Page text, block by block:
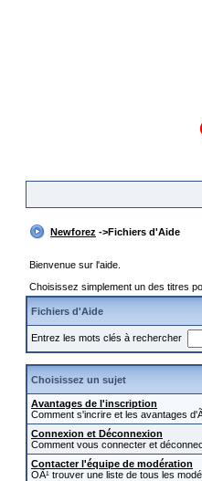
Newforez ->Fichiers d'Aide
Bienvenue sur l'aide.
Choisissez simplement un des titres
Fichiers d'Aide
Entrez les mots clés à rechercher
Choisissez un sujet
Avantages de l'inscription
Comment s'incrire et les avantages
Connexion et Déconnexion
Comment vous connecter et
Contacter l'équipe de modération
OÃ¹ trouver une liste de tous les